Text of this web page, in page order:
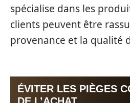
spécialise dans les
clients peuvent être
provenance et la qualité
ÉVITER LES PIÈGES
DE L’ACHAT